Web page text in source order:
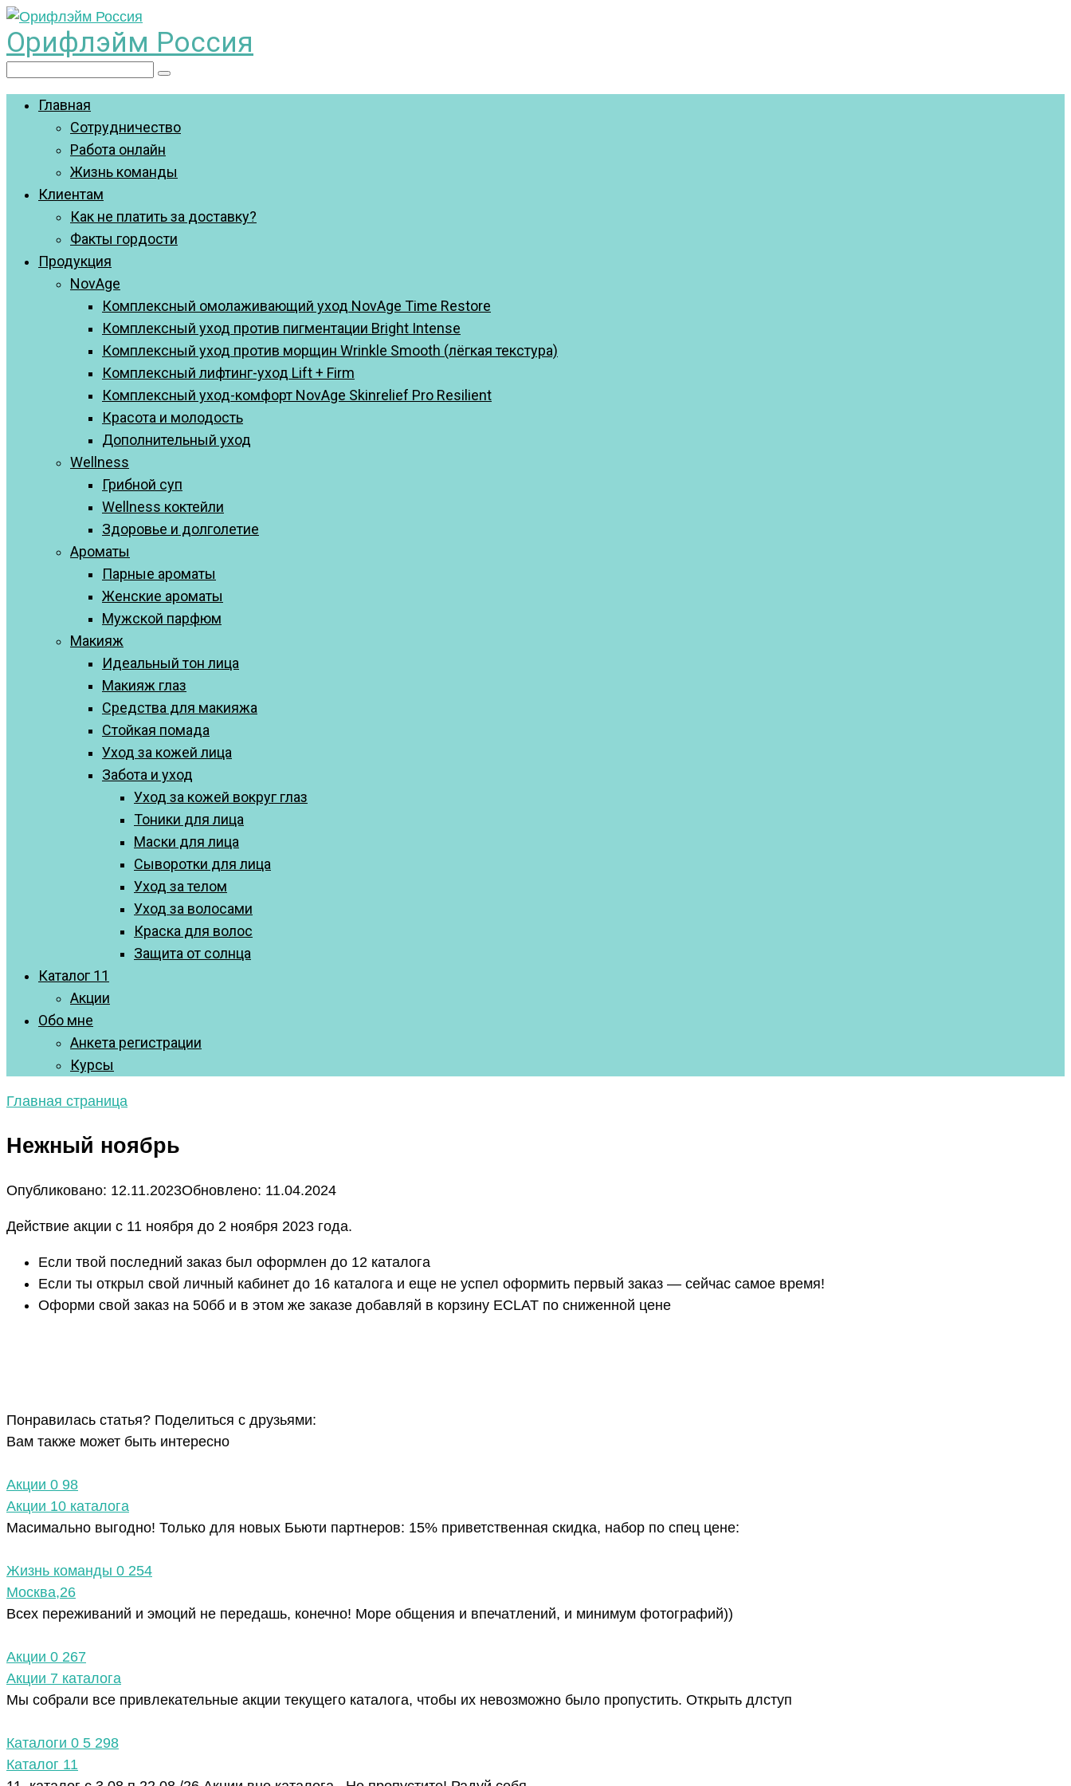
Перейти
к
контенту
Орифлэйм Россия
Главная
Сотрудничество
Работа онлайн
Жизнь команды
Клиентам
Как не платить за доставку?
Факты гордости
Продукция
NovAge
Комплексный омолаживающий уход NovAge Time Restore
Комплексный уход против пигментации Bright Intense
Комплексный уход против морщин Wrinkle Smooth (лёгкая текстура)
Комплексный лифтинг-уход Lift + Firm
Комплексный уход-комфорт NovAge Skinrelief Pro Resilient
Красота и молодость
Дополнительный уход
Wellness
Грибной суп
Wellness коктейли
Здоровье и долголетие
Ароматы
Парные ароматы
Женские ароматы
Мужской парфюм
Макияж
Идеальный тон лица
Макияж глаз
Средства для макияжа
Стойкая помада
Уход за кожей лица
Забота и уход
Уход за кожей вокруг глаз
Тоники для лица
Маски для лица
Сыворотки для лица
Уход за телом
Уход за волосами
Краска для волос
Защита от солнца
Каталог 11
Акции
Обо мне
Анкета регистрации
Курсы
Главная страница
Нежный ноябрь
Опубликовано: 12.11.2023Обновлено: 11.04.2024
Действие акции с 11 ноября до 2 ноября 2023 года.
Если твой последний заказ был оформлен до 12 каталога
Если ты открыл свой личный кабинет до 16 каталога и еще не успел оформить первый заказ — сейчас самое время!
Оформи свой заказ на 50бб и в этом же заказе добавляй в корзину ECLAT по сниженной цене
Понравилась статья? Поделиться с друзьями:
Вам также может быть интересно
Акции 0 98
Акции 10 каталога
Масимально выгодно! Только для новых Бьюти партнеров: 15% приветственная скидка, набор по спец цене:
Жизнь команды 0 254
Москва,26
Всех переживаний и эмоций не передашь, конечно! Море общения и впечатлений, и минимум фотографий))
Акции 0 267
Акции 7 каталога
Мы собрали все привлекательные акции текущего каталога, чтобы их невозможно было пропустить. Открыть длступ
Каталоги 0 5 298
Каталог 11